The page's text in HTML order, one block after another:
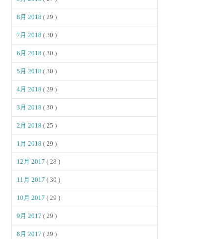
8月 2018( 29 )
7月 2018( 30 )
6月 2018( 30 )
5月 2018( 30 )
4月 2018( 29 )
3月 2018( 30 )
2月 2018( 25 )
1月 2018( 29 )
12月 2017( 28 )
11月 2017( 30 )
10月 2017( 29 )
9月 2017( 29 )
8月 2017( 29 )